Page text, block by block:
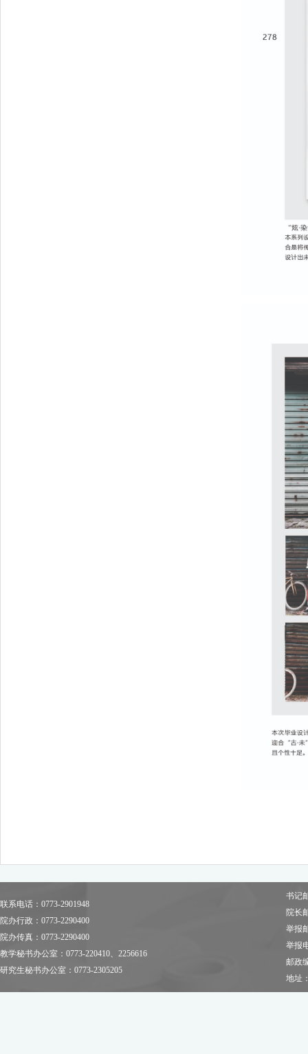
联系电话：0773-2901948
院办行政：0773-2290400
院办传真：0773-2290400
教学秘书办公室：0773-220410、2256616
研究生秘书办公室：0773-2305205
书记
院长
举报
举报
邮政
地址